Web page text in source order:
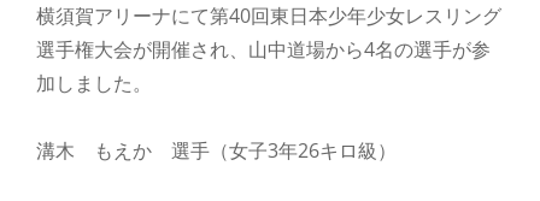
者:
横須賀アリーナにて第40回東日本少年少女レスリング
選手権大会が開催され、山中道場から4名の選手が参
加しました。
溝木 もえか 選手（女子3年26キロ級）